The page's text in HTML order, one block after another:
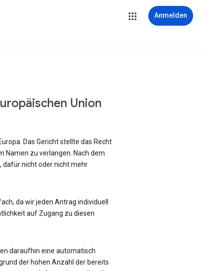
Anmelden
Union
Das Gericht stellte das Recht
Namen zu verlangen. Nach dem
dafür nicht oder nicht mehr
da wir jeden Antrag individuell
auf Zugang zu diesen
daraufhin eine automatisch
der hohen Anzahl der bereits